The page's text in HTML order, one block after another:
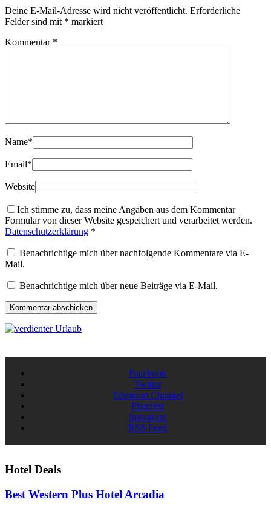
Deine E-Mail-Adresse wird nicht veröffentlicht. Erforderliche
Felder sind mit * markiert
Kommentar *
Name*
Email*
Website
Ich stimme zu, dass meine Angaben aus dem Kommentar
Formular von dieser Website gespeichert und verarbeitet werden.
Datenschutzerklärung *
Benachrichtige mich über nachfolgende Kommentare via E-
Mail.
Benachrichtige mich über neue Beiträge via E-Mail.
Facebook
Twitter
Telegram Channel
Pinterest
Instagram
RSS Feed
Hotel Deals
Best Western Plus Hotel Arcadia